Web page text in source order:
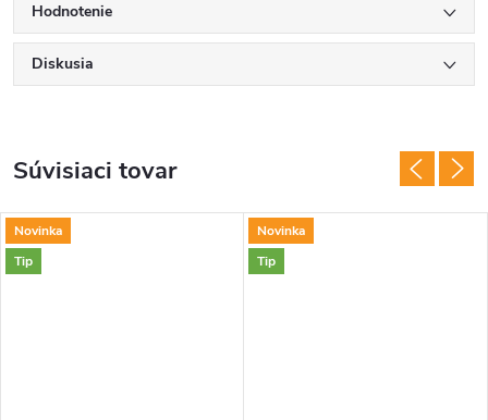
Hodnotenie
Diskusia
Súvisiaci tovar
Novinka
Tip
Novinka
Tip